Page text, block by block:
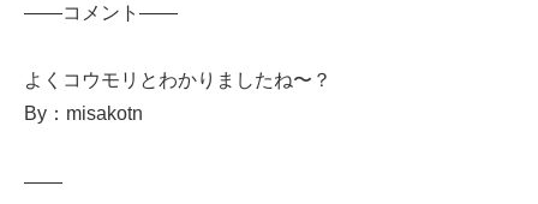
——コメント——
よくコウモリとわかりましたね〜？
By：misakotn
——